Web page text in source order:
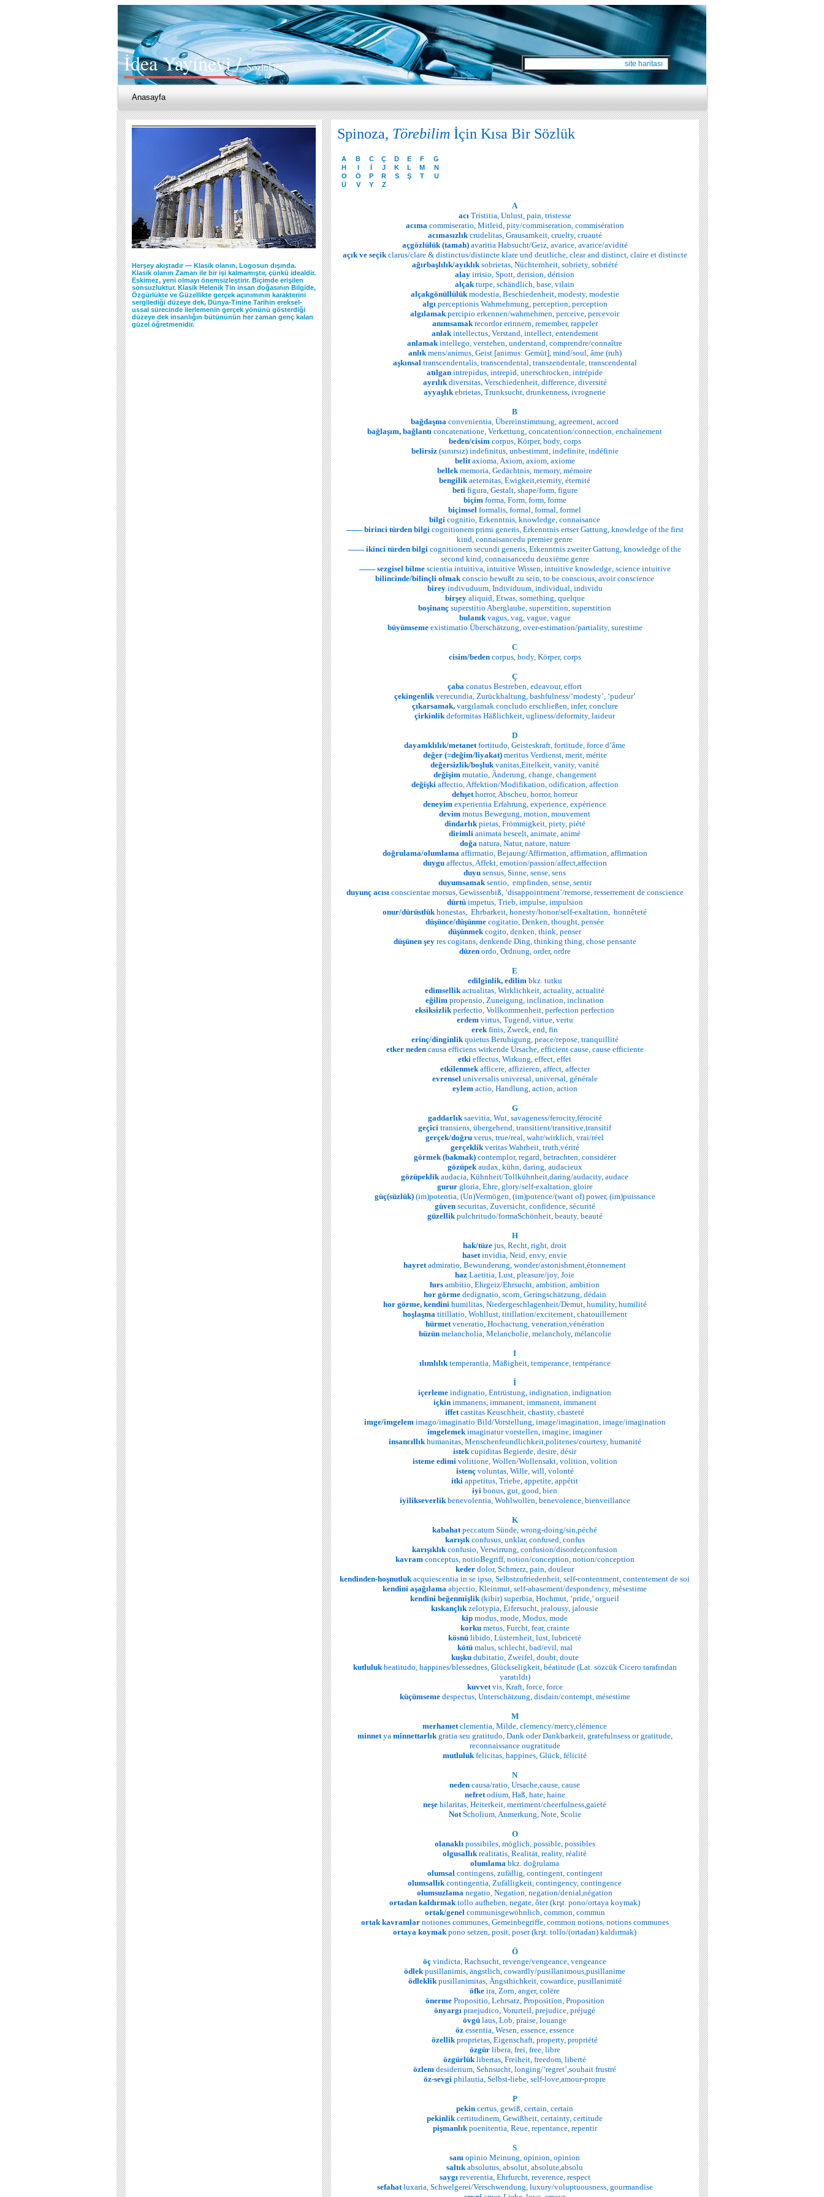
İdea Yayınevi /Sözlükler site haritası
Anasayfa
Herşey akıştadır — Klasik olanın, Logosun dışında.
Klasik olanın Zaman ile bir işi kalmamıştır, çünkü idealdir.
Eskimez, yeni olmayı önemsizleştirir. Biçimde erişilen
sonsuzluktur. Klasik Helenik Tin insan doğasının Bilgide,
Özgürlükte ve Güzellikte gerçek açınımının karakterini
sergilediği düzeye dek, Dünya-Tinine Tarihin ereksel-
ussal sürecinde ilerlemenin gerçek yönünü gösterdiği
düzeye dek insanlığın bütününün her zaman genç kalan
güzel öğretmenidir.
Spinoza, Törebilim İçin Kısa Bir Sözlük
A B C Ç D E F
G
H
I İ J K L M
N
O
Ö P R S Ş T
U
Ü
V Y Z
A
acıTristitia, Unlust, pain, tristesse
acımacommiseratio, Mitleid, pity/commiseration, commisération
acımasızlıkcrudelitas, Grausamkeit, cruelty, cruauté
açgözlülük (tamah) avaritia Habsucht/Geiz, avarice, avarice/avidité
açık ve seçikclarus/clare & distinctus/distincte klare und deutliche, clear and distinct, claire et distincte
ağırbaşlılık/ayıklıksobrietas, Nüchternheit, sobriety, sobriété
alay irrisio, Spott, derision, dérision
alçakturpe, schändlich, base, vilain
alçakgönüllülükmodestia, Beschiedenheit, modesty, modestie
algıperceptionis Wahrnehmung, perception, perception
algılamakpercipio erkennen/wahrnehmen, perceive, percevoir
anımsamakrecordor erinnern, remember, rappeler
anlakintellectus, Verstand, intellect, entendement
anlamakintellego, verstehen, understand, comprendre/connaître
anlıkmens/animus, Geist [animus: Gemüt], mind/soul, âme (ruh)
aşkınsaltranscendentalis, transcendental, transzendentale, transcendental
atılgan intrepidus, intrepid, unerschrocken, intrépide
ayrılıkdiversitas, Verschiedenheit, difference, diversité
ayyaşlıkebrietas, Trunksucht, drunkenness, ivrognerie
B
bağdaşma convenientia, Übereinstimmung, agreement, accord
bağlaşım, bağlantı concatenatione, Verkettung, concatention/connection, enchaînement
beden/cisimcorpus, Körper, body, corps
belirsiz(sınırsız) indefinitus, unbestimmt, indefinite, indéfinie
belitaxioma, Axiom, axiom, axiome
bellekmemoria, Gedächtnis, memory, mémoire
bengilikaeternitas, Ewigkeit,eternity, éternité
betifigura, Gestalt, shape/form, figure
biçimforma, Form, form, forme
biçimsel formalis, formal, formal, formel
bilgi cognitio, Erkenntnis, knowledge, connaisance
—— birinci türden bilgi cognitionem primi generis, Erkenntnis ertser Gattung, knowledge of the first
kind, connaisancedu premier genre
—— ikinci türden bilgi cognitionem secundi generis, Erkenntnis zweiter Gattung, knowledge of the
second kind, connaisancedu deuxiëme genre
—— sezgisel bilme scientia intuitiva, intuitive Wissen, intuitive knowledge, science intuitive
bilincinde/bilinçli olmakconscio bewußt zu sein, to be conscious, avoir conscience
bireyindivuduum, Individuum, individual, individu
birşeyaliquid, Etwas, something, quelque
boşinanç superstitio Aberglaube, superstition, superstition
bulanıkvagus, vag, vague, vague
büyümsemeexistimatio Überschätzung, over-estimation/partiality, surestime
C
cisim/bedencorpus, body, Körper, corps
Ç
çaba conatus Bestreben, edeavour, effort
çekingenlikverecundia, Zurückhaltung, bashfulness/‘modesty’, ‘pudeur’
çıkarsamak,vargılamak concludo erschließen, infer, conclure
çirkinlikdeformitas Häßlichkeit, ugliness/deformity, laideur
D
dayanıklılık/metanetfortitudo, Geisteskraft, fortitude, force d’âme
değer (=değim/liyakat)meritus Verdienst, merit, mérite
değersizlik/boşlukvanitas,Eitelkeit, vanity, vanité
değişimmutatio, Änderung, change, changement
değişkiaffectio, Affektion/Modifikation, odification, affection
dehşethorror, Abscheu, horror, horreur
deneyim experientia Erfahrung, experience, expérience
devim motus Bewegung, motion, mouvement
dindarlıkpietas, Frömmigkeit, piety, piété
dirimli animata beseelt, animate, animé
doğanatura, Natur, nature, nature
doğrulama/olumlamaaffirmatio, Bejaung/Affirmation, affirmation, affirmation
duyguaffectus, Affekt, emotion/passion/affect,affection
duyu sensus, Sinne, sense, sens
duyumsamaksentio, empfinden, sense, sentir
duyunç acısı conscientae morsus, Gewissenbiß, ‘disappointment’/remorse, resserrement de conscience
dürtüimpetus, Trieb, impulse, impulsion
onur/dürüstlükhonestas, Ehrbarkeit, honesty/honor/self-exaltation, honnêteté
düşünce/düşünme cogitatio, Denken, thought, pensée
düşünmekcogito, denken, think, penser
düşünen şey res cogitans, denkende Ding, thinking thing, chose pensante
düzenordo, Ordnung, order, ordre
E
edilginlik, edilim bkz. tutku
edimsellikactualitas, Wirklichkeit, actuality, actualité
eğilim propensio, Zuneigung, inclination, inclination
eksiksizlikperfectio, Vollkommenheit, perfection perfection
erdemvirtus, Tugend, virtue, vertu
erekfinis, Zweck, end, fin
erinç/dinginlikquietus Beruhigung, peace/repose, tranquillité
etker neden causa efficiens wirkende Ursache, efficient cause, cause efficiente
etki effectus, Wirkung, effect, effet
etkilenmekafficere, affizieren, affect, affecter
evrenseluniversalis universal, universal, générale
eylemactio, Handlung, action, action
G
gaddarlıksaevitia, Wut, savageness/ferocity,férocité
geçici transiens, übergehend, transitient/transitive,transitif
gerçek/doğru verus, true/real, wahr/wirklich, vrai/réel
gerçeklikveritas Wahrheit, truth,vérité
görmek (bakmak) contemplor, regard, betrachten, considérer
gözüpekaudax, kühn, daring, audacieux
gözüpeklikaudacia, Kühnheit/Tollkühnheit,daring/audacity, audace
gururgloria, Ehre, glory/self-exaltation, gloire
güç(süzlük)(im)potentia, (Un)Vermögen, (im)potence/(want of) power, (im)puissance
güvensecuritas, Zuversicht, confidence, sécurité
güzellikpulchritudo/formaSchönheit, beauty, beauté
H
hak/tüze jus, Recht, right, droit
hasetinvidia, Neid, envy, envie
hayretadmiratio, Bewunderung, wonder/astonishment,étonnement
haz Laetitia, Lust, pleasure/joy, Joie
hırs ambitio, Ehrgeiz/Ehrsucht, ambition, ambition
hor görme dedignatio, scorn, Geringschätzung, dédain
hor görme, kendini humilitas, Niedergeschlagenheit/Demut, humility, humilité
hoşlaşmatitillatio, Wohllust, titillation/excitement, chatouillement
hürmetveneratio, Hochactung, veneration,vénération
hüzünmelancholia, Melancholie, melancholy, mélancolie
I
ılımlılıktemperantia, Mäßigheit, temperance, tempérance
İ
içerleme indignatio, Entrüstung, indignation, indignation
içkinimmanens, immanent, immanent, immanent
iffetcastitas Keuschheit, chastity, chasteté
imge/imgelemimago/imaginatio Bild/Vorstellung, image/imagination, image/imagination
imgelemekimaginatur vorstellen, imagine, imaginer
insancıllıkhumanitas, Menschenfeundlichkeit,politenes/courtesy, humanité
istekcupiditas Begierde, desire, désir
istemeedimi volitione, Wollen/Wollensakt, volition, volition
istençvoluntas, Wille, will, volonté
itki appetitus, Triebe, appetite, appétit
iyi bonus, gut, good, bien
iyilikseverlikbenevolentia, Wohlwollen, benevolence, bienveillance
K
kabahatpeccatum Sünde, wrong-doing/sin,péché
karışıkconfusus, unklar, confused, confus
karışıklıkconfusio, Verwirrung, confusion/disorder,confusion
kavramconceptus, notioBegriff, notion/conception, notion/conception
keder dolor, Schmerz, pain, douleur
kendinden-hoşnutlukacquiescentia in se ipso, Selbstzufriedenheit, self-contentment, contentement de soi
kendini aşağılama abjectio, Kleinmut, self-abasement/despondency, mésestime
kendini beğenmişlik(kibir) superbia, Hochmut, ‘pride,’ orgueil
kıskançlıkzelotypia, Eifersucht, jealousy, jalousie
kip modus, mode, Modus, mode
korkumetus, Furcht, fear, crainte
kösnü libido, Lüsternheit, lust, lubriceté
kötümalus, schlecht, bad/evil, mal
kuşkudubitatio, Zweifel, doubt, doute
kutlulukbeatitudo, happines/blessednes, Glückseligkeit, béatitude (Lat. sözcük Cicero tarafından
yaratıldı)
kuvvetvis, Kraft, force, force
küçümsemedespectus, Unterschätzung, disdain/contempt, mésestime
M
merhametclementia, Milde, clemency/mercy,clémence
minnetya minnettarlıkgratia seu gratitudo, Dank oder Dankbarkeit, gratefulnsess or gratitude,
reconnaissance ougratitude
mutlulukfelicitas, happines, Glück, félicité
N
neden causa/ratio, Ursache,cause, cause
nefretodium, Haß, hate, haine
neşe hilaritas, Heiterkeit, merriment/cheerfulness,gaieté
NotScholium, Anmerkung, Note, Scolie
O
olanaklıpossibiles, möglich, possible, possibles
olgusallıkrealitatis, Realität, reality, réalité
olumlama bkz. doğrulama
olumsalcontingens, zufällig, contingent, contingent
olumsallıkcontingentia, Zufälligkeit, contingency, contingence
olumsuzlama negatio, Negation, negation/denial,négation
ortadan kaldırmaktollo aufheben, negate, ôter (krşt. pono/ortaya koymak)
ortak/genelcommunisgewöhnlich, common, commun
ortak kavramlarnotiones communes, Gemeinbegriffe, common notions, notions communes
ortaya koymakpono setzen, posit, poser (krşt. tollo/(ortadan) kaldırmak)
Ö
öç vindicta, Rachsucht, revenge/vengeance, vengeance
ödlekpusillanimis, ängstlich, cowardly/pusillanimous,pusillanime
ödleklikpusillanimitas, Ängsthichkeit, cowardice, pusillanimité
öfke ira, Zorn, anger, colëre
önermePropositio, Lehrsatz, Proposition, Proposition
önyargı praejudico, Vorurteil, prejudice, préjugé
övgü laus, Lob, praise, louange
özessentia, Wesen, essence, essence
özellikproprietas, Eigenschaft, property, propriété
özgürlibera, frei, free, libre
özgürlüklibertas, Freiheit, freedom, liberté
özlem desiderium, Sehnsucht, longing/‘regret’,souhait frustré
öz-sevgi philautia, Selbst-liebe, self-love,amour-propre
P
pekin certus, gewiß, certain, certain
pekinlikcertitudinem, Gewißheit, certainty, certitude
pişmanlıkpoenitentia, Reue, repentance, repentir
S
sanı opinio Meinung, opinion, opinion
saltıkabsolutus, absolut, absolute,absolu
saygıreverentia, Ehrfurcht, reverence, respect
sefahatluxaria, Schwelgerei/Verschwendung, luxury/voluptuousness, gourmandise